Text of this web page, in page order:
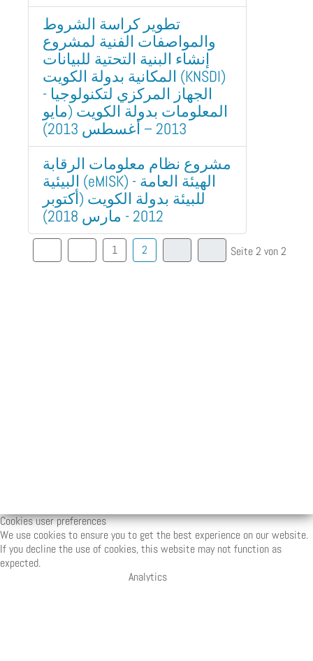
تطوير كراسة الشروط
والمواصفات الفنية لمشروع
إنشاء البنية التحتية للبيانات
المكانية بدولة الكويت (KNSDI)
- الجهاز المركزي لتكنولوجيا
المعلومات بدولة الكويت (مايو
2013 – أغسطس 2013)
مشروع نظام معلومات الرقابة
البيئية (eMISK) - الهيئة العامة
للبيئة بدولة الكويت (أكتوبر
2012 - مارس 2018)
Seite 2 von 2
1 2
Cookies user preferences
We use cookies to ensure you to get the best experience on our website.
If you decline the use of cookies, this website may not function as
expected.
Analytics